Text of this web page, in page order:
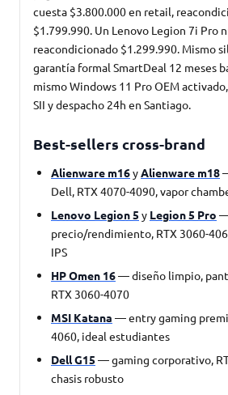
cuesta $3.800.000 en retail,
$1.799.990. Un Lenovo Legion 7i Pro
reacondicionado $1.299.990. Mismo
garantía formal SmartDeal 12 meses
mismo Windows 11 Pro OEM
SII y despacho 24h en Santiago.
Best-sellers cross-brand
Alienware m16yAlienware m18
Dell, RTX 4070-4090, vapor
Lenovo Legion 5 y Legion 5 Pro
precio/rendimiento, RTX 3060-
IPS
HP Omen 16— diseño limpio,
RTX 3060-4070
MSI Katana — entry gaming
4060, ideal estudiantes
Dell G15 — gaming corporativo,
chasis robusto